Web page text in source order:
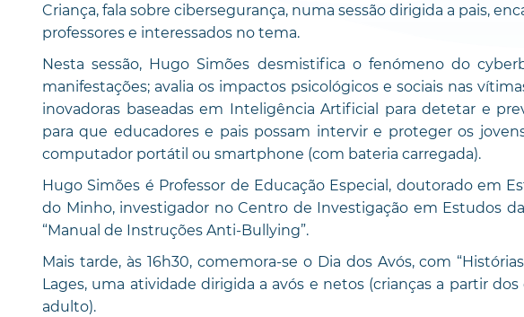
Criança, fala sobre cibersegurança, numa sessão dirigida a pais,
professores e interessados no tema.
Nesta sessão, Hugo Simões desmistifica o fenómeno do
manifestações; avalia os impactos psicológicos e sociais nas
inovadoras baseadas em Inteligência Artificial para detetar e
para que educadores e pais possam intervir e proteger os
computador portátil ou smartphone (com bateria carregada).
Hugo Simões é Professor de Educação Especial, doutorado em
do Minho, investigador no Centro de Investigação em Estudos
“Manual de Instruções Anti-Bullying”.
Mais tarde, às 16h30, comemora-se o Dia dos Avós, com
Lages, uma atividade dirigida a avós e netos (crianças a partir
adulto).